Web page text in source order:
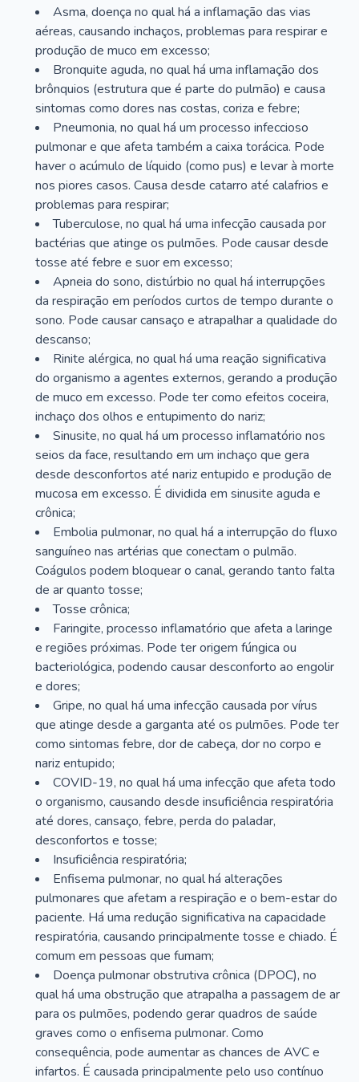
Asma, doença no qual há a inflamação das vias
aéreas, causando inchaços, problemas para respirar e
produção de muco em excesso;
Bronquite aguda, no qual há uma inflamação dos
brônquios (estrutura que é parte do pulmão) e causa
sintomas como dores nas costas, coriza e febre;
Pneumonia, no qual há um processo infeccioso
pulmonar e que afeta também a caixa torácica. Pode
haver o acúmulo de líquido (como pus) e levar à morte
nos piores casos. Causa desde catarro até calafrios e
problemas para respirar;
Tuberculose, no qual há uma infecção causada por
bactérias que atinge os pulmões. Pode causar desde
tosse até febre e suor em excesso;
Apneia do sono, distúrbio no qual há interrupções
da respiração em períodos curtos de tempo durante o
sono. Pode causar cansaço e atrapalhar a qualidade do
descanso;
Rinite alérgica, no qual há uma reação significativa
do organismo a agentes externos, gerando a produção
de muco em excesso. Pode ter como efeitos coceira,
inchaço dos olhos e entupimento do nariz;
Sinusite, no qual há um processo inflamatório nos
seios da face, resultando em um inchaço que gera
desde desconfortos até nariz entupido e produção de
mucosa em excesso. É dividida em sinusite aguda e
crônica;
Embolia pulmonar, no qual há a interrupção do fluxo
sanguíneo nas artérias que conectam o pulmão.
Coágulos podem bloquear o canal, gerando tanto falta
de ar quanto tosse;
Tosse crônica;
Faringite, processo inflamatório que afeta a laringe
e regiões próximas. Pode ter origem fúngica ou
bacteriológica, podendo causar desconforto ao engolir
e dores;
Gripe, no qual há uma infecção causada por vírus
que atinge desde a garganta até os pulmões. Pode ter
como sintomas febre, dor de cabeça, dor no corpo e
nariz entupido;
COVID-19, no qual há uma infecção que afeta todo
o organismo, causando desde insuficiência respiratória
até dores, cansaço, febre, perda do paladar,
desconfortos e tosse;
Insuficiência respiratória;
Enfisema pulmonar, no qual há alterações
pulmonares que afetam a respiração e o bem-estar do
paciente. Há uma redução significativa na capacidade
respiratória, causando principalmente tosse e chiado. É
comum em pessoas que fumam;
Doença pulmonar obstrutiva crônica (DPOC), no
qual há uma obstrução que atrapalha a passagem de ar
para os pulmões, podendo gerar quadros de saúde
graves como o enfisema pulmonar. Como
consequência, pode aumentar as chances de AVC e
infartos. É causada principalmente pelo uso contínuo